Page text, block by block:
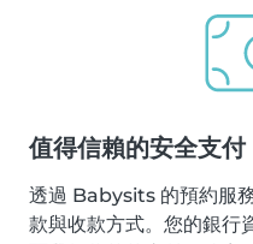
值得信賴的安全支付
透過 Babysits 的預約服
款與收款方式。您的銀行